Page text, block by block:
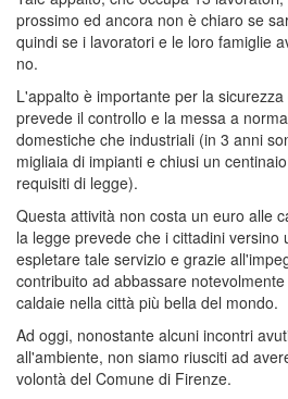
prossimo ed ancora non è chiaro se
quindi se i lavoratori e le loro famiglie
no.
L'appalto è importante per la
prevede il controllo e la messa a
domestiche che industriali (in 3 anni
migliaia di impianti e chiusi un
requisiti di legge).
Questa attività non costa un euro alle
la legge prevede che i cittadini
espletare tale servizio e grazie
contribuito ad abbassare
caldaie nella città più bella del mondo.
Ad oggi, nonostante alcuni incontri
all'ambiente, non siamo riusciti ad
volontà del Comune di Firenze.